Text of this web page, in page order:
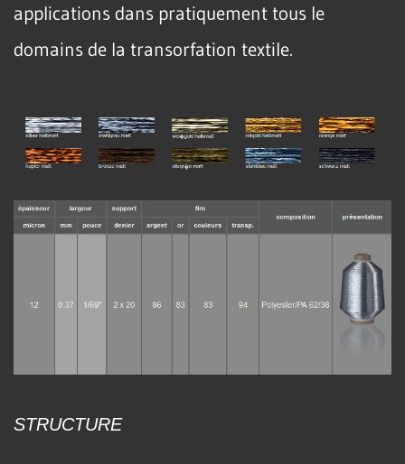
applications dans pratiquement tous le
domains de la transorfation textile.
STRUCTURE